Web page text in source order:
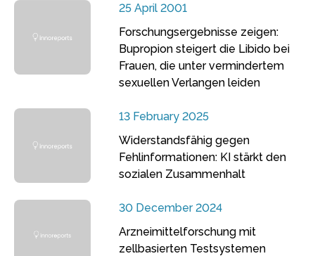
25 April 2001
Forschungsergebnisse zeigen:
Bupropion steigert die Libido bei
Frauen, die unter vermindertem
sexuellen Verlangen leiden
13 February 2025
Widerstandsfähig gegen
Fehlinformationen: KI stärkt den
sozialen Zusammenhalt
30 December 2024
Arzneimittelforschung mit
zellbasierten Testsystemen